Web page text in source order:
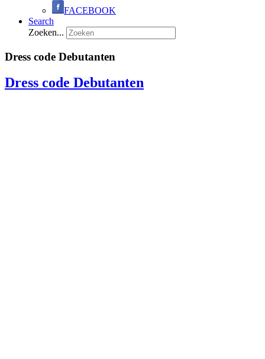
FACEBOOK
Search
Zoeken...
Dress code Debutanten
Dress code Debutanten